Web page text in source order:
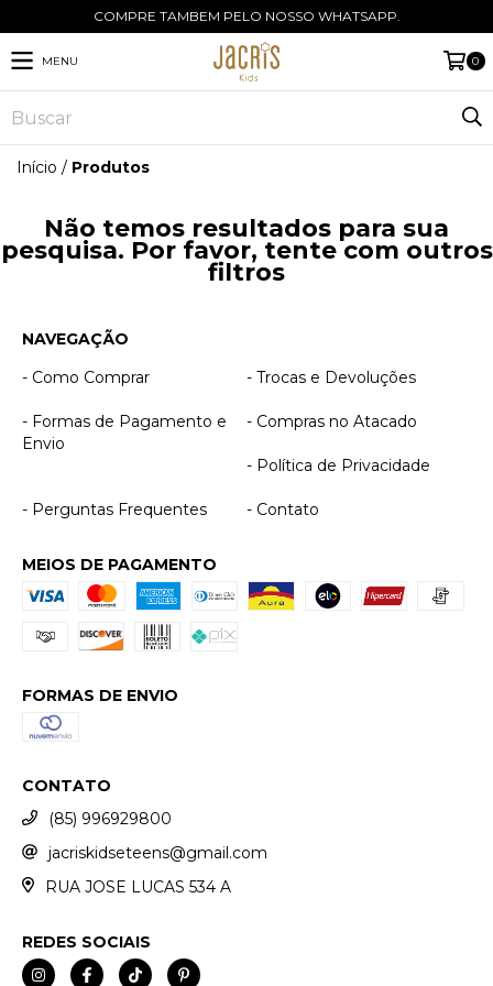
COMPRE TAMBEM PELO NOSSO WHATSAPP.
MENU 0
Início / Produtos
Não temos resultados para sua
pesquisa. Por favor, tente com outros
filtros
NAVEGAÇÃO
- Como Comprar
- Trocas e Devoluções
- Formas de Pagamento e
Envio
- Compras no Atacado
- Política de Privacidade
- Perguntas Frequentes - Contato
MEIOS DE PAGAMENTO
FORMAS DE ENVIO
CONTATO
(85) 996929800
jacriskidseteens@gmail.com
RUA JOSE LUCAS 534 A
REDES SOCIAIS